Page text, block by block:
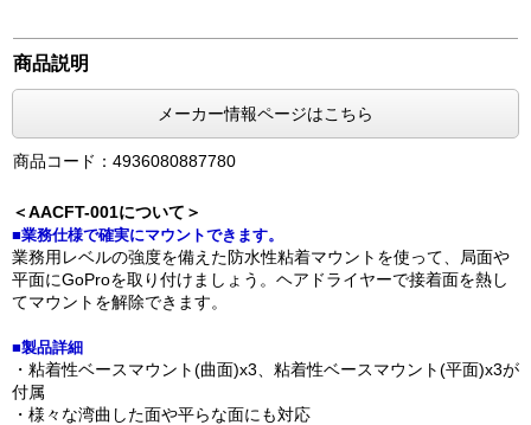
商品説明
メーカー情報ページはこちら
商品コード：4936080887780
＜AACFT-001について＞
■業務仕様で確実にマウントできます。
業務用レベルの強度を備えた防水性粘着マウントを使って、局面や
平面にGoProを取り付けましょう。ヘアドライヤーで接着面を熱し
てマウントを解除できます。
■製品詳細
・粘着性ベースマウント(曲面)x3、粘着性ベースマウント(平面)x3が
付属
・様々な湾曲した面や平らな面にも対応